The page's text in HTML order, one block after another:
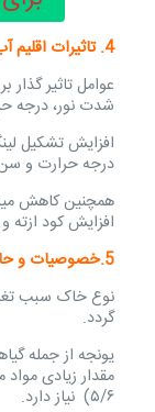
4. تاثیرات اقلیم آب و هوای فصلی بر ترکیبات یونجه:
عوامل تاثیر گذار
شدت نور، درجه
افزایش تشکیل
درجه حرارت و
همچنین کاهش
افزایش کود
5.خصوصیات و حاصلخیزی خاک:
نوع خاک سبب
گردد.
یونجه از جمله
۵/۶) نیاز دارد.